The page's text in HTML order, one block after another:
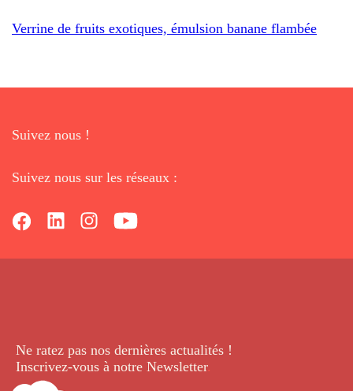
Verrine de fruits exotiques, émulsion banane flambée
Suivez nous !
Suivez nous sur les réseaux :
Ne ratez pas nos dernières actualités !
Inscrivez-vous à notre Newsletter.